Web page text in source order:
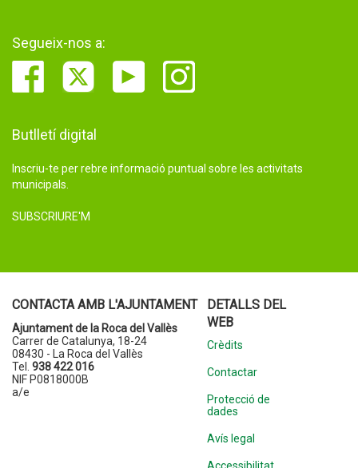
Segueix-nos a:
Butlletí digital
Inscriu-te per rebre informació puntual sobre les activitats
municipals.
SUBSCRIURE'M
CONTACTA AMB L'AJUNTAMENT
Ajuntament de la Roca del Vallès
Carrer de Catalunya, 18-24
08430 - La Roca del Vallès
Tel. 938 422 016
NIF P0818000B
a/e
DETALLS DEL
WEB
Crèdits
Contactar
Protecció de
dades
Avís legal